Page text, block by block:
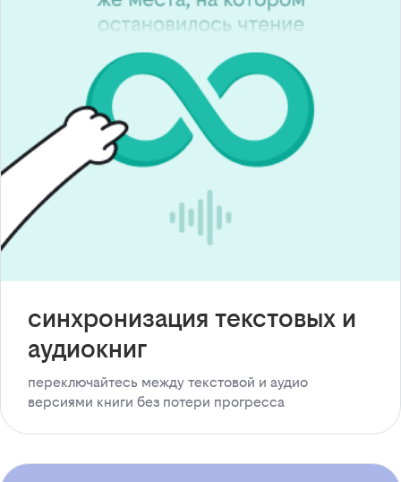
синхронизация текстовых и
аудиокниг
переключайтесь между текстовой и аудио
версиями книги без потери прогресса